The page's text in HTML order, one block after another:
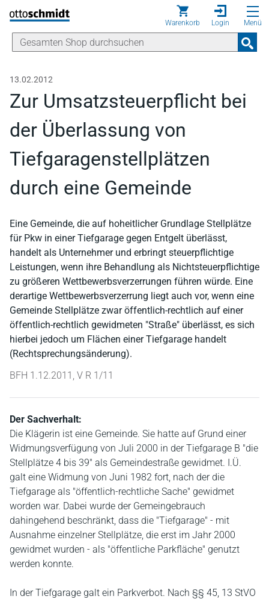
Direkt zum Inhalt
Warenkorb Login Menü
13.02.2012
Zur Umsatzsteuerpflicht bei
der Überlassung von
Tiefgaragenstellplätzen
durch eine Gemeinde
Eine Gemeinde, die auf hoheitlicher Grundlage Stellplätze
für Pkw in einer Tiefgarage gegen Entgelt überlässt,
handelt als Unternehmer und erbringt steuerpflichtige
Leistungen, wenn ihre Behandlung als Nichtsteuerpflichtige
zu größeren Wettbewerbsverzerrungen führen würde. Eine
derartige Wettbewerbsverzerrung liegt auch vor, wenn eine
Gemeinde Stellplätze zwar öffentlich-rechtlich auf einer
öffentlich-rechtlich gewidmeten "Straße" überlässt, es sich
hierbei jedoch um Flächen einer Tiefgarage handelt
(Rechtsprechungsänderung).
BFH 1.12.2011, V R 1/11
Der Sachverhalt:
Die Klägerin ist eine Gemeinde. Sie hatte auf Grund einer
Widmungsverfügung von Juli 2000 in der Tiefgarage B "die
Stellplätze 4 bis 39" als Gemeindestraße gewidmet. I.Ü.
galt eine Widmung von Juni 1982 fort, nach der die
Tiefgarage als "öffentlich-rechtliche Sache" gewidmet
worden war. Dabei wurde der Gemeingebrauch
dahingehend beschränkt, dass die "Tiefgarage" - mit
Ausnahme einzelner Stellplätze, die erst im Jahr 2000
gewidmet wurden - als "öffentliche Parkfläche" genutzt
werden konnte.
In der Tiefgarage galt ein Parkverbot. Nach §§ 45, 13 StVO